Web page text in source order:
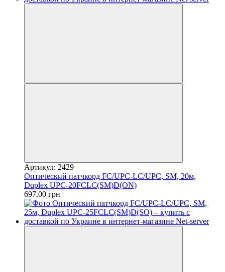
Артикул: 2429
Оптический патчкорд FC/UPC-LC/UPC, SM, 20м,
Duplex UPC-20FCLC(SM)D(ON)
697.00 грн